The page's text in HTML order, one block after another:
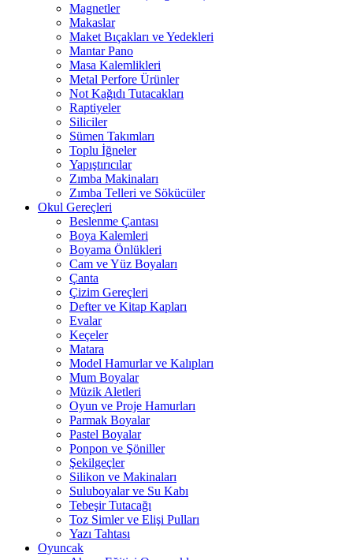
Magnetler
Makaslar
Maket Bıçakları ve Yedekleri
Mantar Pano
Masa Kalemlikleri
Metal Perfore Ürünler
Not Kağıdı Tutacakları
Raptiyeler
Siliciler
Sümen Takımları
Toplu İğneler
Yapıştırıcılar
Zımba Makinaları
Zımba Telleri ve Sökücüler
Okul Gereçleri
Beslenme Çantası
Boya Kalemleri
Boyama Önlükleri
Cam ve Yüz Boyaları
Çanta
Çizim Gereçleri
Defter ve Kitap Kapları
Evalar
Keçeler
Matara
Model Hamurlar ve Kalıpları
Mum Boyalar
Müzik Aletleri
Oyun ve Proje Hamurları
Parmak Boyalar
Pastel Boyalar
Ponpon ve Şöniller
Şekilgeçler
Silikon ve Makinaları
Suluboyalar ve Su Kabı
Tebeşir Tutacağı
Toz Simler ve Elişi Pulları
Yazı Tahtası
Oyuncak